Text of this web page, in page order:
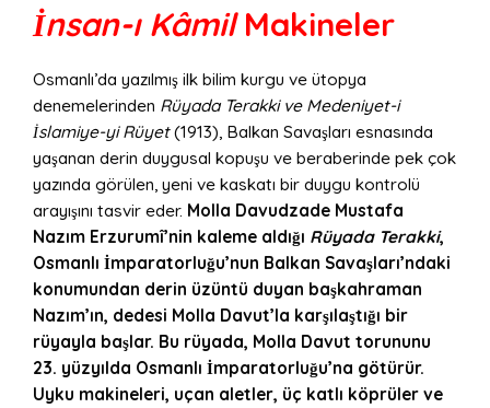
İnsan-ı KâmilMakineler
Osmanlı’da yazılmış ilk bilim kurgu ve ütopya
denemelerinden Rüyada Terakki ve Medeniyet-i
İslamiye-yi Rüyet(1913), Balkan Savaşları esnasında
yaşanan derin duygusal kopuşu ve beraberinde pek çok
yazında görülen, yeni ve kaskatı bir duygu kontrolü
arayışını tasvir eder. Molla Davudzade Mustafa
Nazım Erzurumî’nin kaleme aldığı Rüyada Terakki,
Osmanlı İmparatorluğu’nun Balkan Savaşları’ndaki
konumundan derin üzüntü duyan başkahraman
Nazım’ın, dedesi Molla Davut’la karşılaştığı bir
rüyayla başlar. Bu rüyada, Molla Davut torununu
23. yüzyılda Osmanlı İmparatorluğu’na götürür.
Uyku makineleri, uçan aletler, üç katlı köprüler ve